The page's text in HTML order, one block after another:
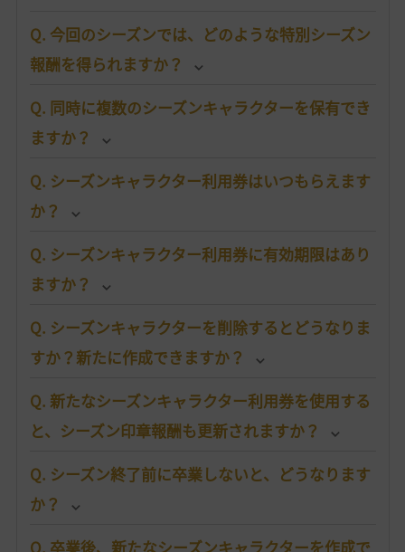
Q. 今回のシーズンでは、どのような特別シーズン
報酬を得られますか？
Q. 同時に複数のシーズンキャラクターを保有でき
ますか？
Q. シーズンキャラクター利用券はいつもらえます
か？
Q. シーズンキャラクター利用券に有効期限はあり
ますか？
Q. シーズンキャラクターを削除するとどうなりま
すか？新たに作成できますか？
Q. 新たなシーズンキャラクター利用券を使用する
と、シーズン印章報酬も更新されますか？
Q. シーズン終了前に卒業しないと、どうなります
か？
Q. 卒業後、新たなシーズンキャラクターを作成で